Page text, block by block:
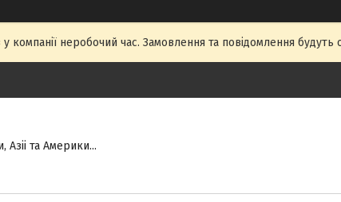
у компанії неробочий час. Замовлення та повідомлення
та Америки...